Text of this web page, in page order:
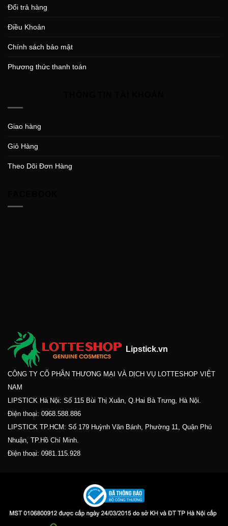
Đổi trả hàng
Điều Khoản
Chính sách bảo mật
Phương thức thanh toán
Giao hàng
Giỏ Hàng
Theo Dõi Đơn Hàng
Lipstick.vn
CÔNG TY CỔ PHẦN THƯƠNG MẠI VÀ DỊCH VỤ LOTTESHOP VIỆT
NAM
LIPSTICK Hà Nội: Số 115 Bùi Thị Xuân, Q.Hai Bà Trưng, Hà Nội.
Điện thoại: 0968.588.886
LIPSTICK TP.HCM: Số 179 Huỳnh Văn Bánh, Phường 11, Quận Phú
Nhuận, TP.Hồ Chí Minh.
Điện thoại: 0981.115.928